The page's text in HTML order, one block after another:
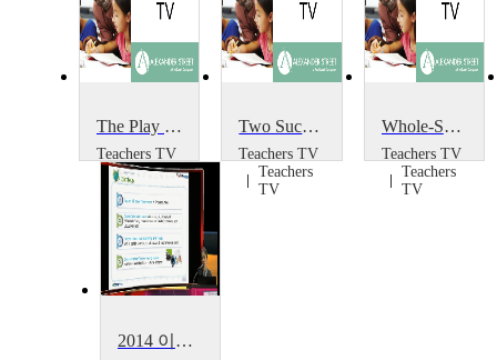
The Play Project
Teachers TV
Teachers
TV
Two Successful Projects
Teachers TV
Teachers
TV
Whole-School Portrait Project
Teachers TV
Teachers
TV
2014 이러닝 국제 콘퍼런스 : What is the Lessons from Education Support Project~